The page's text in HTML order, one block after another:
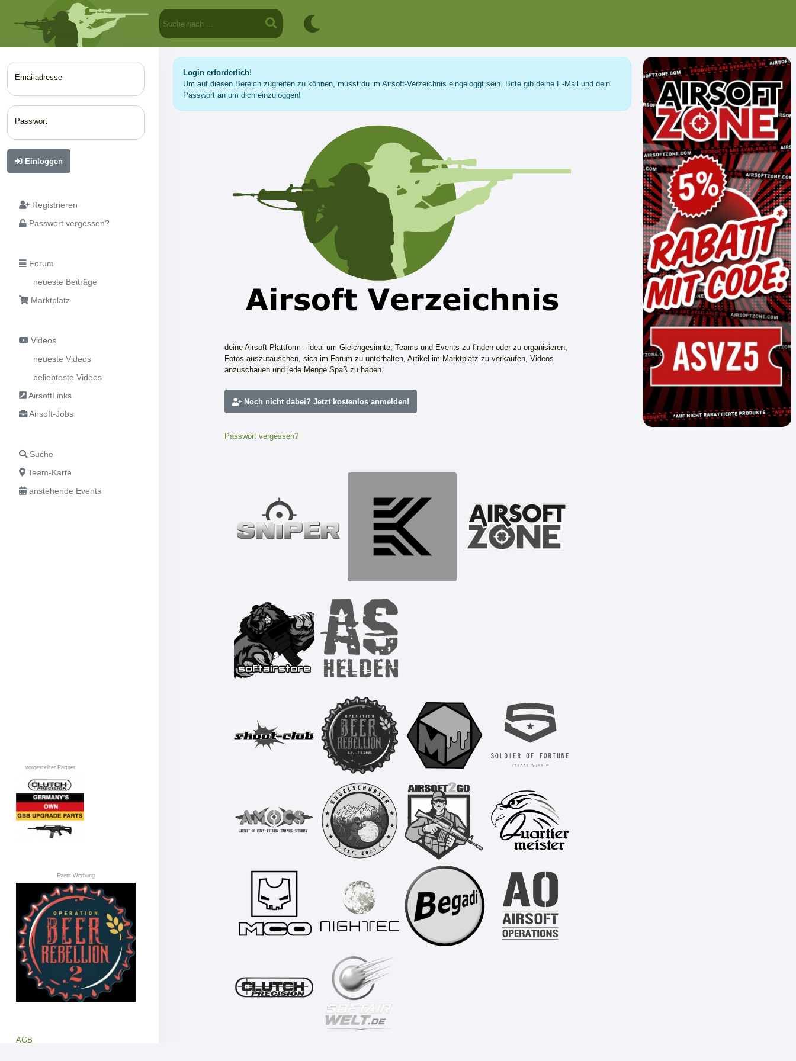
Emailadresse
Passwort
Einloggen
Registrieren
Passwort vergessen?
Forum
neueste Beiträge
Marktplatz
Videos
neueste Videos
beliebteste Videos
AirsoftLinks
Airsoft-Jobs
Suche
Team-Karte
anstehende Events
vorgestellter Partner
Event-Werbung
AGB
Login erforderlich!
Um auf diesen Bereich zugreifen zu können, musst du im Airsoft-Verzeichnis eingeloggt sein. Bitte gib deine E-Mail und dein
Passwort an um dich einzuloggen!
deine Airsoft-Plattform - ideal um Gleichgesinnte, Teams und Events zu finden oder zu organisieren,
Fotos auszutauschen, sich im Forum zu unterhalten, Artikel im Marktplatz zu verkaufen, Videos
anzuschauen und jede Menge Spaß zu haben.
Noch nicht dabei? Jetzt kostenlos anmelden!
Passwort vergessen?